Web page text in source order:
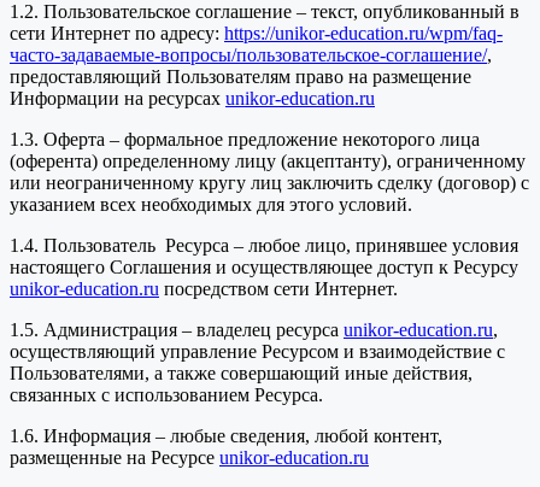
1.2. Пользовательское соглашение – текст, опубликованный в
сети Интернет по адресу: https://unikor-education.ru/wpm/faq-
часто-задаваемые-вопросы/пользовательское-соглашение/,
предоставляющий Пользователям право на размещение
Информации на ресурсах unikor-education.ru
1.3. Оферта – формальное предложение некоторого лица
(оферента) определенному лицу (акцептанту), ограниченному
или неограниченному кругу лиц заключить сделку (договор) с
указанием всех необходимых для этого условий.
1.4. Пользователь Ресурса – любое лицо, принявшее условия
настоящего Соглашения и осуществляющее доступ к Ресурсу
unikor-education.ru посредством сети Интернет.
1.5. Администрация – владелец ресурса unikor-education.ru,
осуществляющий управление Ресурсом и взаимодействие с
Пользователями, а также совершающий иные действия,
связанных с использованием Ресурса.
1.6. Информация – любые сведения, любой контент,
размещенные на Ресурсе unikor-education.ru